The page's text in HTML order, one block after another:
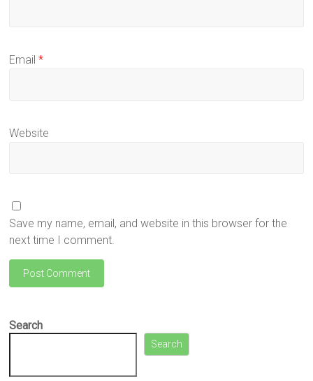
Email*
Website
Save my name, email, and website in this browser for the
next time I comment.
Search
Search